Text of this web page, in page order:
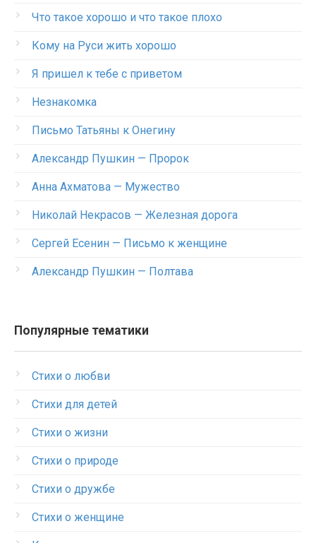
Что такое хорошо и что такое плохо
Кому на Руси жить хорошо
Я пришел к тебе с приветом
Незнакомка
Письмо Татьяны к Онегину
Александр Пушкин — Пророк
Анна Ахматова — Мужество
Николай Некрасов — Железная дорога
Сергей Есенин — Письмо к женщине
Александр Пушкин — Полтава
Популярные тематики
Стихи о любви
Стихи для детей
Стихи о жизни
Стихи о природе
Стихи о дружбе
Стихи о женщине